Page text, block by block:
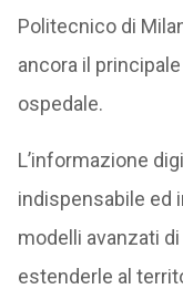
Politecnico di
ancora il
ospedale.
L’informazione
indispensabile ed
modelli avanzati
estenderle al